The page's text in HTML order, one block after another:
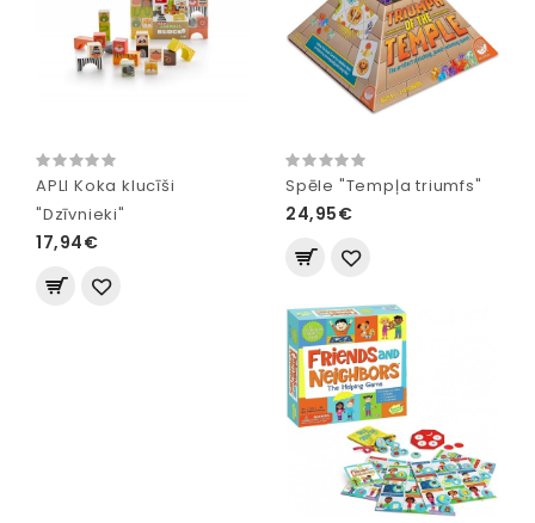
APLI Koka klucīši
"Dzīvnieki"
17,94€
Spēle "Tempļa triumfs"
24,95€